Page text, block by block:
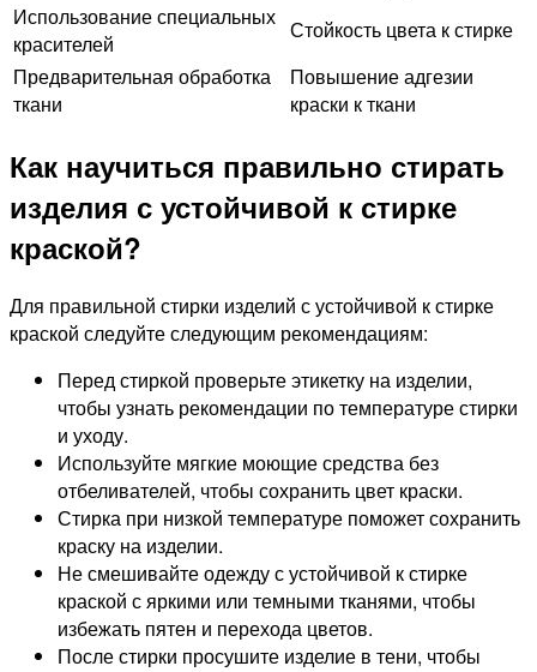
Использование специальных
красителей
Стойкость цвета к стирке
Предварительная обработка
ткани
Повышение адгезии
краски к ткани
Как научиться правильно стирать
изделия с устойчивой к стирке
краской?
Для правильной стирки изделий с устойчивой к стирке
краской следуйте следующим рекомендациям:
Перед стиркой проверьте этикетку на изделии,
чтобы узнать рекомендации по температуре стирки
и уходу.
Используйте мягкие моющие средства без
отбеливателей, чтобы сохранить цвет краски.
Стирка при низкой температуре поможет сохранить
краску на изделии.
Не смешивайте одежду с устойчивой к стирке
краской с яркими или темными тканями, чтобы
избежать пятен и перехода цветов.
После стирки просушите изделие в тени, чтобы